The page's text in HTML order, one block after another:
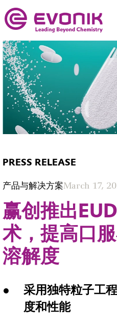
PRESS RELEASE
产品与解决方案March 17,
赢创推出
术，提高口
溶解度
采用独特粒子工
度和性能